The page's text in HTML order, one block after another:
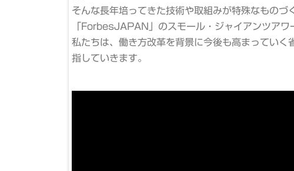
そんな長年培ってきた技術や取組みが特殊なもの
「ForbesJAPAN」のスモール・ジャイアンツアワ
私たちは、働き方改革を背景に今後も高まっていく
指していきます。